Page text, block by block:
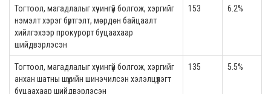
Тогтоол, магадлалыг хүчингүй болгож, хэргийг
нэмэлт хэрэг бүртгэлт, мөрдөн байцаалт
хийлгэхээр прокурорт буцаахаар
шийдвэрлэсэн
153 6.2%
Тогтоол, магадлалыг хүчингүй болгож, хэргийг
анхан шатны шүүхийн шинэчилсэн хэлэлцүүлэгт
буцаахаар шийдвэрлэсэн
135 5.5%